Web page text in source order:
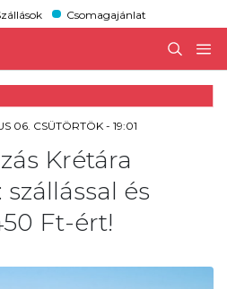
Csomagajánlat
06. CSÜTÖRTÖK - 19:01
Krétára
és
Ft-ért!